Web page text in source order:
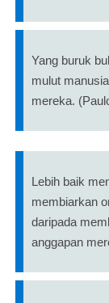
Yang buruk
mulut
mereka.
Lebih baik
membiarkan
daripada
anggapan